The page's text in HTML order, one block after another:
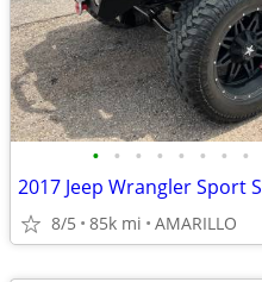
• • • • • • • •
2017 Jeep Wrangler Sport S
8/5 85k mi AMARILLO